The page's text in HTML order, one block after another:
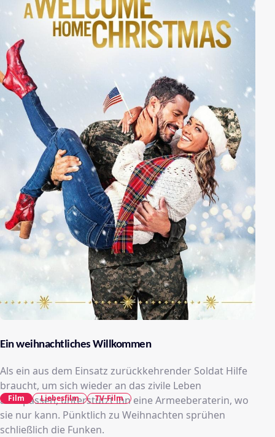
Ein weihnachtliches Willkommen
Als ein aus dem Einsatz zurückkehrender Soldat Hilfe
braucht, um sich wieder an das zivile Leben
anzupassen, unterstützt ihn eine Armeeberaterin, wo
sie nur kann. Pünktlich zu Weihnachten sprühen
schließlich die Funken.
Film Liebesfilm TV-Film